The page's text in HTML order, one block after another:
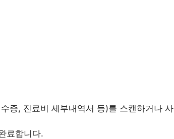
증, 진료비 세부내역서 등)를 스캔하거나 사
료합니다.